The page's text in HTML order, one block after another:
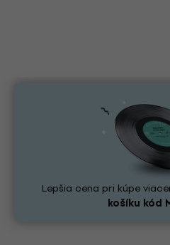
Lepšia cena pri kúpe
košíku kód